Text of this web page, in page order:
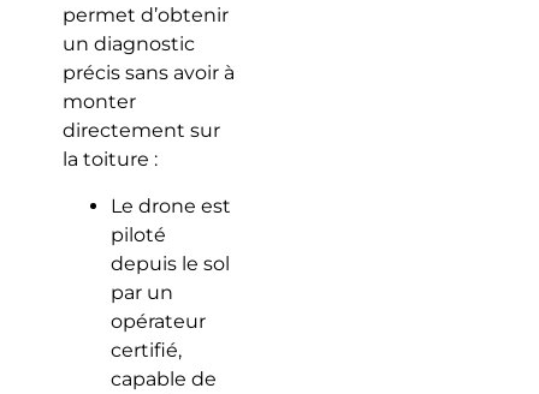
permet d’obtenir
un diagnostic
précis sans avoir à
monter
directement sur
la toiture :
Le drone est
piloté
depuis le sol
par un
opérateur
certifié,
capable de